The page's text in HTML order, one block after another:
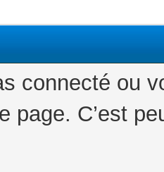
connecté ou
page. C’est